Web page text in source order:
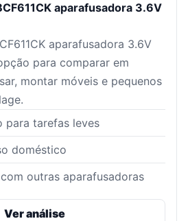
aparafusadora 3.6V
aparafusadora 3.6V
para comparar em
montar móveis e pequenos
para tarefas leves
doméstico
outras aparafusadoras
Ver análise